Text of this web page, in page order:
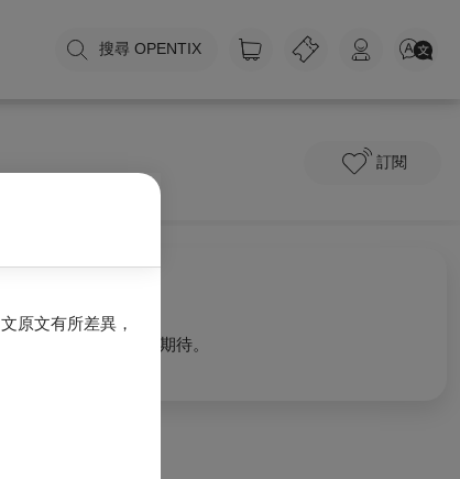
搜尋 OPENTIX
原文有所差異，
訂閱